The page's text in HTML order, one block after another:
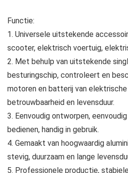
Functie:
1. Universele uitstekende
scooter, elektrisch voertuig,
2. Met behulp van uitstekende
besturingschip, controleert en
motoren en batterij van
betrouwbaarheid en levensduur.
3. Eenvoudig ontworpen,
bedienen, handig in gebruik.
4. Gemaakt van hoogwaardig
stevig, duurzaam en lange
5. Professionele productie,